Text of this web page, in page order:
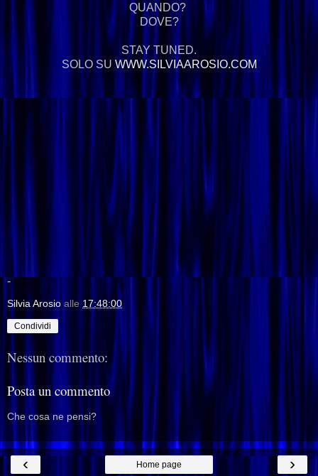
QUANDO?
DOVE?
STAY TUNED.
SOLO SU WWW.SILVIAAROSIO.COM
-
Silvia Arosio alle 17:48:00
Condividi
Nessun commento:
Posta un commento
Che cosa ne pensi?
‹ ›
Home page